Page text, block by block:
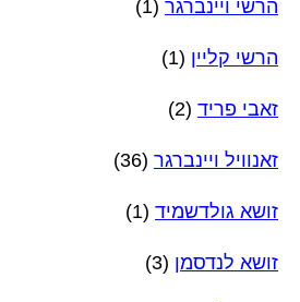
הרשי ויינברגר (1)
הרשי קליין (1)
זאבי פריד (2)
זאנוויל ויינברגר (36)
זושא גולדשמיד (1)
זושא לנדסמן (3)